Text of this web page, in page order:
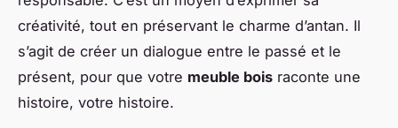
créativité, tout en préservant le charme d’antan. Il
s’agit de créer un dialogue entre le passé et le
présent, pour que votre meuble bois raconte une
histoire, votre histoire.